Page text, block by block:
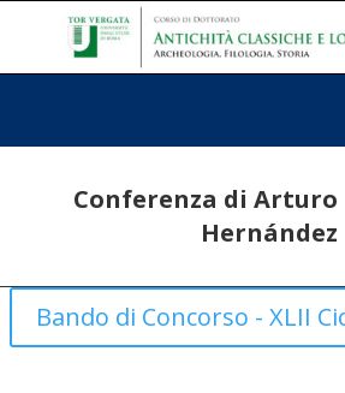
Conferenza di Arturo
Hernández
Bando di Concorso - XLII